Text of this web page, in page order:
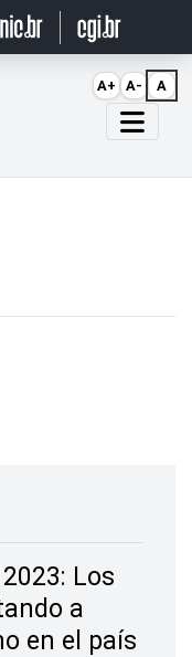
Los
a
en el país
A+ A- A